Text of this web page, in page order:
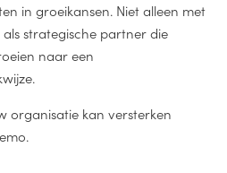
in groeikansen. Niet alleen met
strategische partner die
naar een
organisatie kan versterken